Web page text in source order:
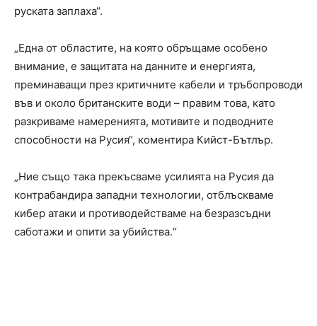
руската заплаха“.
„Една от областите, на която обръщаме особено
внимание, е защитата на данните и енергията,
преминаващи през критичните кабели и тръбопроводи
във и около британските води – правим това, като
разкриваме намеренията, мотивите и подводните
способности на Русия“, коментира Кийст-Бътлър.
„Ние също така прекъсваме усилията на Русия да
контрабандира западни технологии, отблъскваме
кибер атаки и противодействаме на безразсъдни
саботажи и опити за убийства.“